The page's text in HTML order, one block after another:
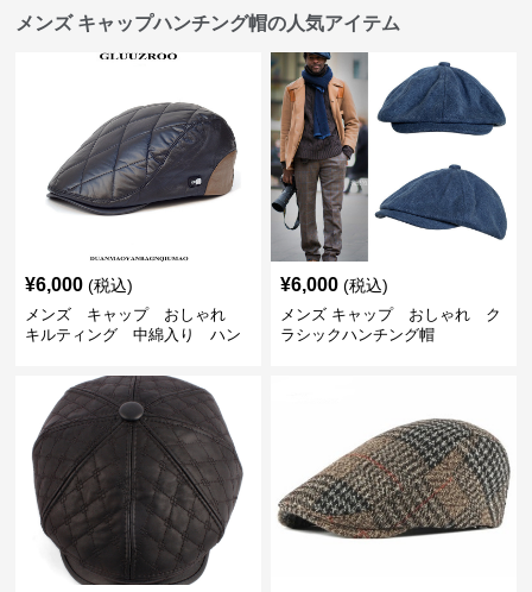
メンズ キャップハンチング帽の人気アイテム
¥6,000 (税込)
メンズ キャップ おしゃれ
キルティング 中綿入り ハン
¥6,000 (税込)
メンズ キャップ おしゃれ ク
ラシックハンチング帽